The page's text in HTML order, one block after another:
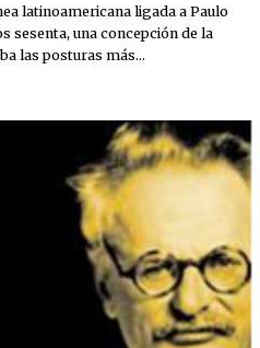
latinoamericana ligada a Paulo
sesenta, una concepción de la
las posturas más…